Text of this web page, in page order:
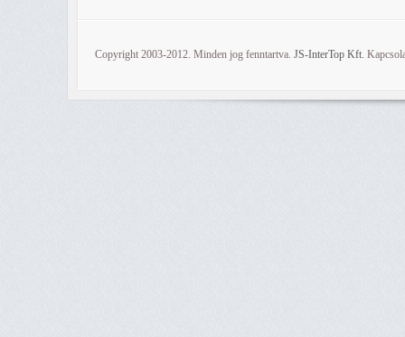
Copyright 2003-2012. Minden jog fenntartva. JS-InterTop Kft.